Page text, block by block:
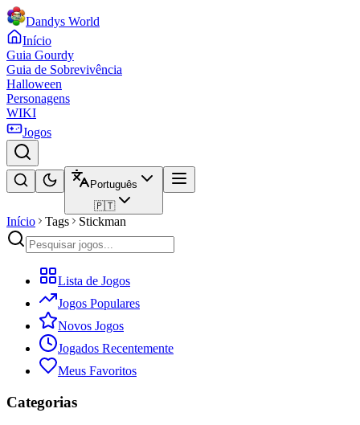
Dandys World
Início
Guia Gourdy
Guia de Sobrevivência
Halloween
Personagens
WIKI
Jogos
Português
🇵🇹
Início Tags Stickman
Lista de Jogos
Jogos Populares
Novos Jogos
Jogados Recentemente
Meus Favoritos
Categorias